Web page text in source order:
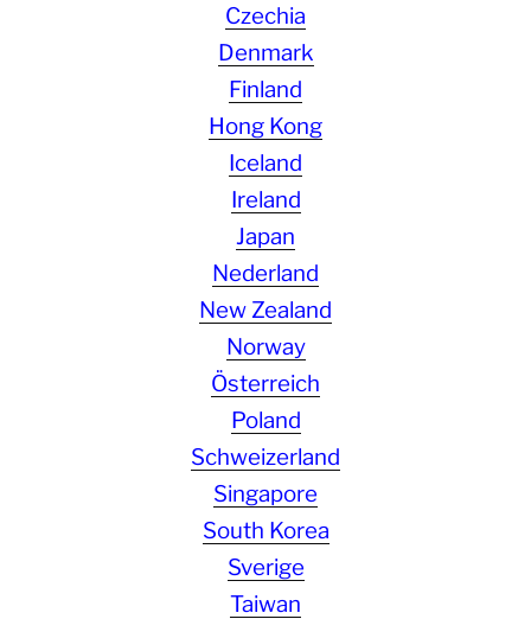
Czechia
Denmark
Finland
Hong Kong
Iceland
Ireland
Japan
Nederland
New Zealand
Norway
Österreich
Poland
Schweizerland
Singapore
South Korea
Sverige
Taiwan